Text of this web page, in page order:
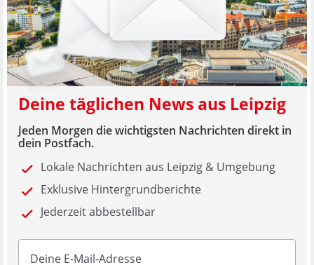
Deine täglichen News aus Leipzig
Jeden Morgen die wichtigsten Nachrichten direkt in
dein Postfach.
Lokale Nachrichten aus Leipzig & Umgebung
Exklusive Hintergrundberichte
Jederzeit abbestellbar